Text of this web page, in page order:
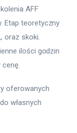
AFF
Etap teoretyczny
oraz skoki.
ilości godzin
oferowanych
własnych